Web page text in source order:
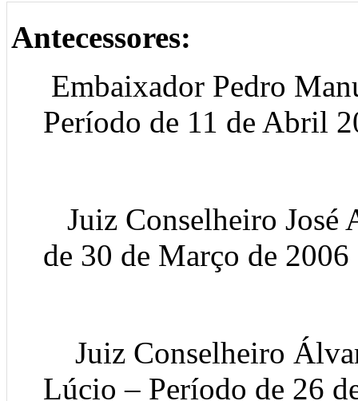
Antecessores:
Embaixador Pedro
Período de 11 de Abril
Juiz Conselheiro José
de 30 de Março de
Juiz Conselheiro
Lúcio – Período de 26